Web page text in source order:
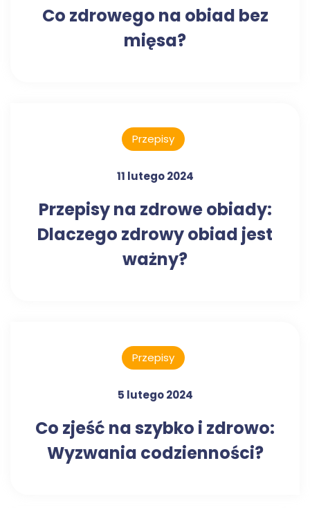
Co zdrowego na obiad bez
mięsa?
Przepisy
11 lutego 2024
Przepisy na zdrowe obiady:
Dlaczego zdrowy obiad jest
ważny?
Przepisy
5 lutego 2024
Co zjeść na szybko i zdrowo:
Wyzwania codzienności?